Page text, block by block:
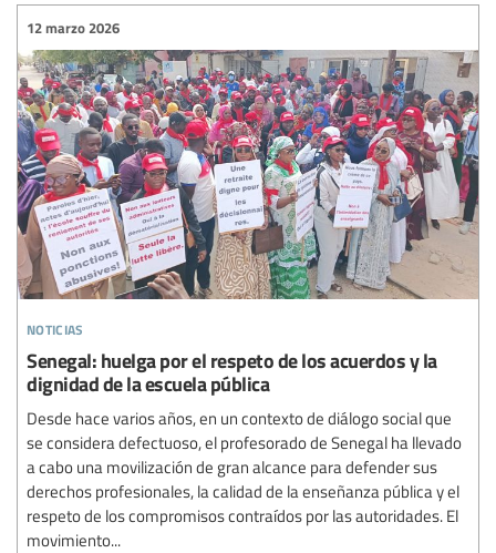
noticias
12 marzo 2026
Senegal: huelga por el respeto de los acuerdos y la
dignidad de la escuela pública
Desde hace varios años, en un contexto de diálogo social que
se considera defectuoso, el profesorado de Senegal ha llevado
a cabo una movilización de gran alcance para defender sus
derechos profesionales, la calidad de la enseñanza pública y el
respeto de los compromisos contraídos por las autoridades. El
movimiento...